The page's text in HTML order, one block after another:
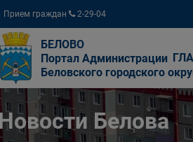
Прием граждан 2-29-04
БЕЛОВО
Портал Администрации
Беловского городского
Белова